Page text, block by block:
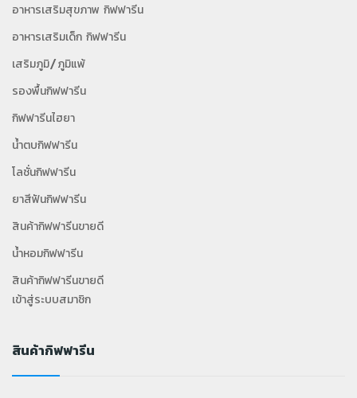
อาหารเสริมสุขภาพ กิฟฟารีน
อาหารเสริมเด็ก กิฟฟารีน
เสริมภูมิ/ภูมิแพ้
รองพื้นกิฟฟารีน
กิฟฟารีนไฮยา
น้ำตบกิฟฟารีน
โลชั่นกิฟฟารีน
ยาสีฟันกิฟฟารีน
สินค้ากิฟฟารีนขายดี
น้ำหอมกิฟฟารีน
สินค้ากิฟฟารีนขายดี
เข้าสู่ระบบสมาชิก
สินค้ากิฟฟารีน